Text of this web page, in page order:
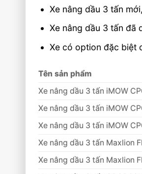
Xe nâng dầu 3 tấn
Xe nâng dầu 3 tấn đã
Xe có option đặc biệt
Tên sản phẩm
Xe nâng dầu 3 tấn iMOW
Xe nâng dầu 3 tấn iMOW
Xe nâng dầu 3 tấn iMOW
Xe nâng dầu 3 tấn Maxlion
Xe nâng dầu 3 tấn Maxlion